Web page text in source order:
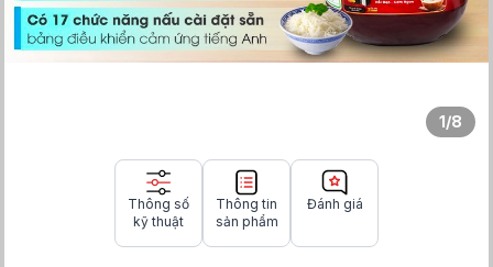
1/8
Thông số
kỹ thuật
Thông tin
sản phẩm
Đánh giá